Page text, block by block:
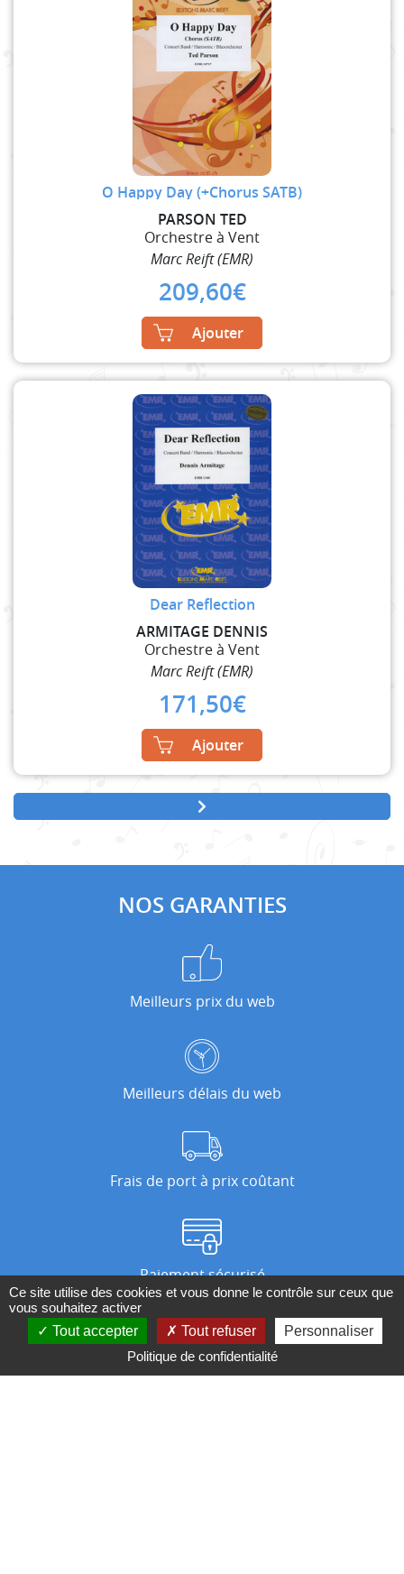
O Happy Day (+Chorus SATB)
PARSON TED
Orchestre à Vent
Marc Reift (EMR)
209,60€
Ajouter
Dear Reflection
ARMITAGE DENNIS
Orchestre à Vent
Marc Reift (EMR)
171,50€
Ajouter
NOS GARANTIES
Meilleurs prix du web
Meilleurs délais du web
Frais de port à prix coûtant
Paiement sécurisé
Nos magasins
Ce site utilise des cookies et vous donne le contrôle sur ceux que
vous souhaitez activer
Tout accepter
Tout refuser
Personnaliser
Politique de confidentialité